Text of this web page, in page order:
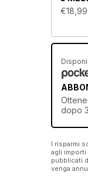
€18,99
dopo
I risparmi
agli
pubblicati
venga